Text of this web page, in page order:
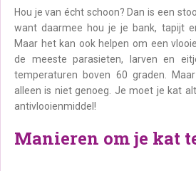
Hou je van écht schoon? Dan is een
want daarmee hou je je bank, tapijt
Maar het kan ook helpen om een
de meeste parasieten, larven en
temperaturen boven 60 graden.
alleen is niet genoeg. Je moet je kat
antivlooienmiddel!
Manieren om je kat